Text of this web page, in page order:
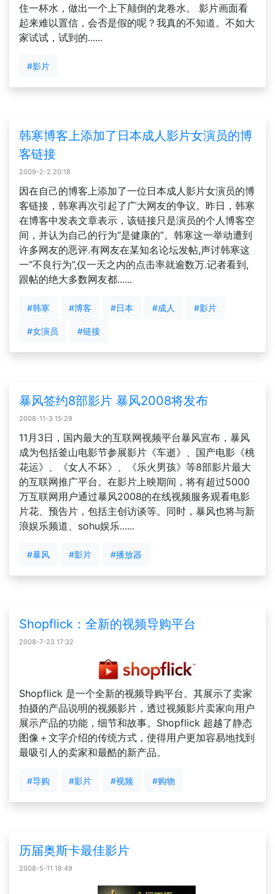
住一杯水，做出一个上下颠倒的龙卷水。 影片画面看
起来难以置信，会否是假的呢？我真的不知道。不如大
家试试，试到的......
#影片
韩寒博客上添加了日本成人影片女演员的博
客链接
2009-2-2 20:18
因在自己的博客上添加了一位日本成人影片女演员的博
客链接，韩寒再次引起了广大网友的争议。昨日，韩寒
在博客中发表文章表示，该链接只是演员的个人博客空
间，并认为自己的行为“是健康的”。韩寒这一举动遭到
许多网友的恶评.有网友在某知名论坛发帖,声讨韩寒这
一“不良行为”,仅一天之内的点击率就逾数万.记者看到,
跟帖的绝大多数网友都......
#韩寒 #博客 #日本 #成人 #影片
#女演员 #链接
暴风签约8部影片 暴风2008将发布
2008-11-3 15:29
11月3日，国内最大的互联网视频平台暴风宣布，暴风
成为包括釜山电影节参展影片《车逝》、国产电影《桃
花运》、《女人不坏》、《乐火男孩》等8部影片最大
的互联网推广平台。在影片上映期间，将有超过5000
万互联网用户通过暴风2008的在线视频服务观看电影
片花、预告片，包括主创访谈等。同时，暴风也将与新
浪娱乐频道、sohu娱乐......
#暴风 #影片 #播放器
Shopflick：全新的视频导购平台
2008-7-23 17:32
Shopflick 是一个全新的视频导购平台。其展示了卖家
拍摄的产品说明的视频影片，透过视频影片卖家向用户
展示产品的功能，细节和故事。Shopflick 超越了静态
图像＋文字介绍的传统方式，使得用户更加容易地找到
最吸引人的卖家和最酷的新产品。
#导购 #影片 #视频 #购物
历届奥斯卡最佳影片
2008-5-11 18:49